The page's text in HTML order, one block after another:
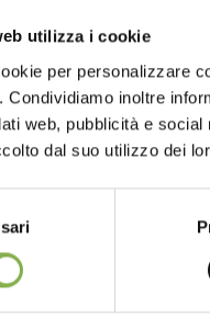
utilizza i cookie
per personalizzare
Condividiamo inoltre
web, pubblicità e
dal suo utilizzo dei
Войдите или